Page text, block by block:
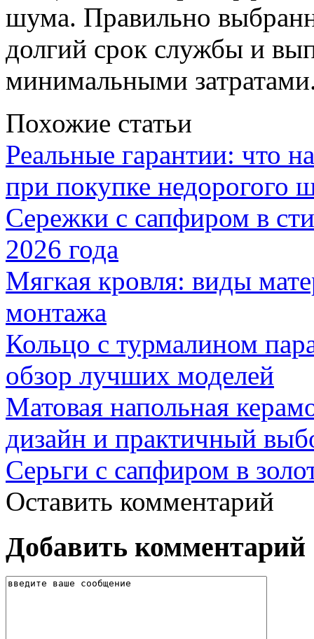
шума. Правильно
долгий срок службы и
минимальными
Похожие статьи
Реальные гарантии: что
при покупке недорогого
Сережки с сапфиром в
2026 года
Мягкая кровля: виды
монтажа
Кольцо с турмалином
обзор лучших моделей
Матовая напольная
дизайн и практичный
Серьги с сапфиром в
Оставить комментарий
Добавить комментарий